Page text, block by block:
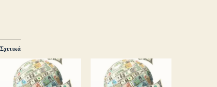
Σχετικά